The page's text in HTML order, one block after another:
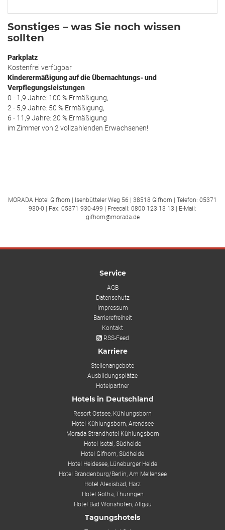
Sonstiges – was Sie noch wissen
sollten
Parkplatz
Kostenfrei verfügbar
Kinderermäßigung auf die Übernachtungs- und
Verpflegungsleistungen
0 - 1,9 Jahre: 100 % Ermäßigung,
2 - 5,9 Jahre: 50 % Ermäßigung,
6 - 11,9 Jahre: 20 % Ermäßigung
im Zimmer von 2 vollzahlenden Erwachsenen!
MORADA Hotel Gifhorn | Isenbütteler Weg 56 | 38518 Gifhorn | Telefon: 05371
930-0 | Fax: 05371 930-499 | Freecall: 0800 123 13 13 | E-Mail:
gifhorn@morada.de
Service
AGB
Datenschutz
Impressum
Barrierefreiheit
Kontakt
RSS-Feed
Karriere
Stellenangebote
Ausbildungsplätze
Hotelpartner
Hotels in Deutschland
Resort Ostsee, Kühlungsborn
Hotel Kühlungsborn, Arendsee
Morada Strandhotel Kühlungsborn
Hotel Isetal, Südheide
Hotel Gifhorn, Südheide
Hotel Heidesee, Lüneburger Heide
Hotel Brandenburg/Berlin, Am Mellensee
Hotel Alexisbad, Harz
Hotel Gotha, Thüringen
Hotel Bad Wörishofen, Allgäu
Tagungshotels